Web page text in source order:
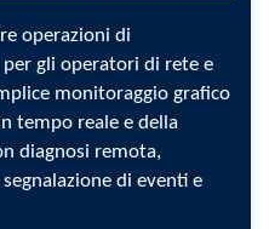
operazioni di
gli operatori di rete e
monitoraggio grafico
tempo reale e della
diagnosi remota,
di eventi e